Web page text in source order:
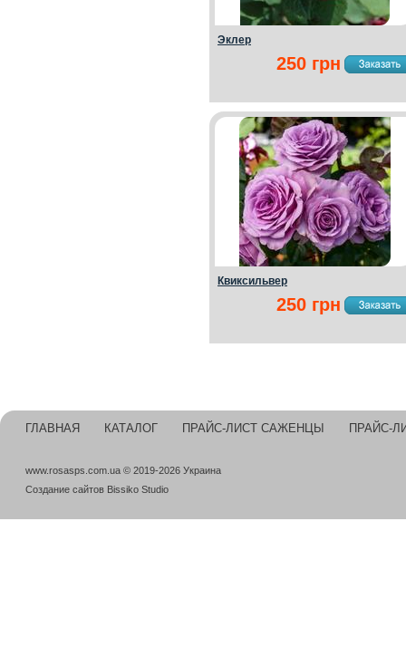
Эклер
250 грн
Квиксильвер
250 грн
ГЛАВНАЯ КАТАЛОГ ПРАЙС-ЛИСТ САЖЕНЦЫ ПРАЙС-
www.rosasps.com.ua © 2019-2026 Украина
Создание сайтов Bissiko Studio